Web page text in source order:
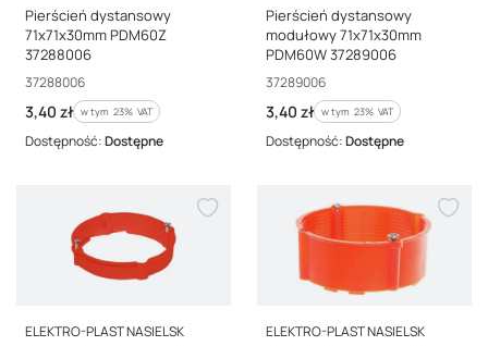
Pierścień dystansowy
71x71x30mm PDM60Z
37288006
Kod producenta
37288006
Cena brutto
3,40 zł w tym %s VAT
w tym 23% VAT
Dostępność:Dostępne
Pierścień dystansowy
modułowy 71x71x30mm
PDM60W 37289006
Kod producenta
37289006
Cena brutto
3,40 zł w tym %s VAT
w tym 23% VAT
Dostępność:Dostępne
PRODUCENT
ELEKTRO-PLAST NASIELSK PRODUCENT
ELEKTRO-PLAST NASIELSK